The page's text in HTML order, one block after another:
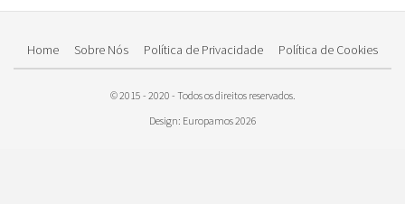
Home Sobre Nós Política de Privacidade Política de Cookies
© 2015 - 2020 - Todos os direitos reservados.
Design: Europamos 2026